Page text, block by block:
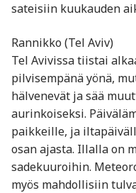
sateisiin kuukauden
Rannikko (Tel Aviv)
Tel Avivissa tiistai
pilvisempänä yönä,
hälvenevät ja sää
aurinkoiseksi.
paikkeille, ja
osan ajasta. Illalla on
sadekuuroihin.
myös mahdollisiin